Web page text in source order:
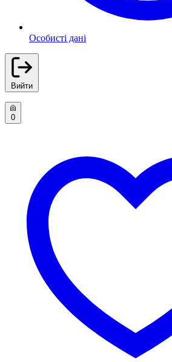
Особисті дані
Вийти
0